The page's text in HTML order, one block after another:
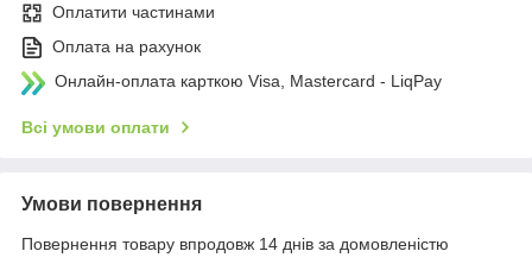
Оплатити частинами
Оплата на рахунок
Онлайн-оплата карткою Visa, Mastercard - LiqPay
Всі умови оплати
Умови повернення
Повернення товару впродовж 14 днів за домовленістю